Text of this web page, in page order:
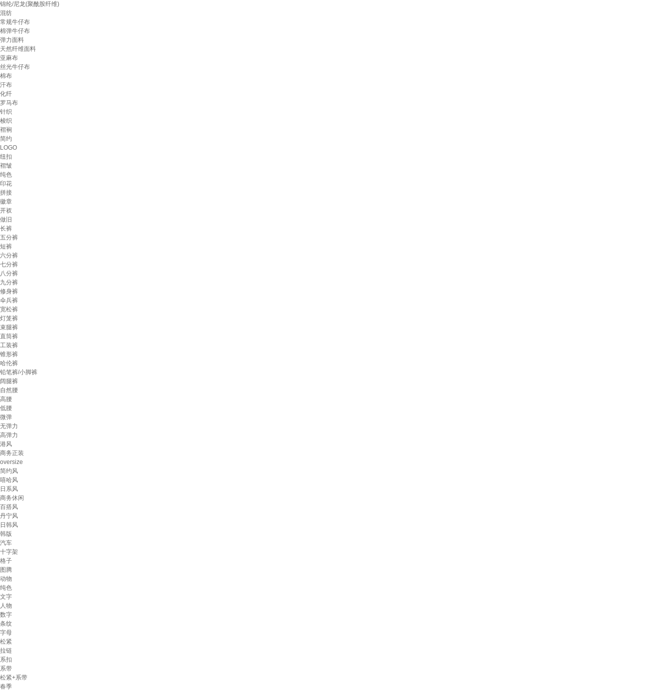
锦纶/尼龙(聚酰胺纤维)
混纺
常规牛仔布
棉弹牛仔布
弹力面料
天然纤维面料
亚麻布
丝光牛仔布
棉布
汗布
化纤
罗马布
针织
梭织
褶裥
简约
LOGO
纽扣
褶皱
纯色
印花
拼接
徽章
开衩
做旧
长裤
五分裤
短裤
六分裤
七分裤
八分裤
九分裤
修身裤
伞兵裤
宽松裤
灯笼裤
束腿裤
直筒裤
工装裤
锥形裤
哈伦裤
铅笔裤/小脚裤
阔腿裤
自然腰
高腰
低腰
微弹
无弹力
高弹力
港风
商务正装
oversize
简约风
嘻哈风
日系风
商务休闲
百搭风
丹宁风
日韩风
韩版
汽车
十字架
格子
图腾
动物
纯色
文字
人物
数字
条纹
字母
松紧
拉链
系扣
系带
松紧+系带
春季